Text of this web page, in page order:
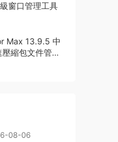
窗口管理工具
Max 13.9.5 中
縮包文件管理
08-06